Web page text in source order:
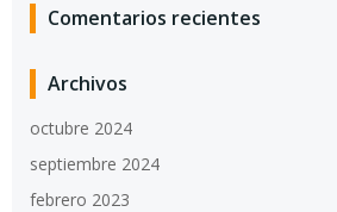
Comentarios recientes
Archivos
octubre 2024
septiembre 2024
febrero 2023